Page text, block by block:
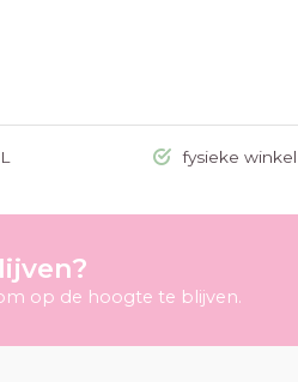
fysieke winkel
op de hoogte te blijven.